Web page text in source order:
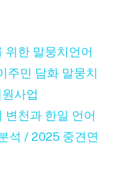
위한 말뭉치언어
주민 담화 말뭉치
사업
변천과 한일 언어
석 / 2025 중견연